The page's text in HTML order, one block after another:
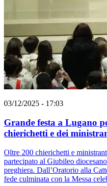
03/12/2025 - 17:03
Grande festa a Lugano
chierichetti e dei
Oltre 200 chierichetti e
partecipato al Giubileo
preghiera. Dall’Oratorio alla
fede culminata con la Messa